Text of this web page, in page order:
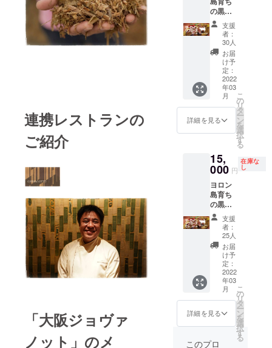
連携レストランの
ご紹介
「大阪ジョヴァ
ノット」のメ
さい。
ムレア
くらい
で軽め
に焼い
てお召
し上が
りいた
だく
と、な
おいっ
本来の
美味し
じるこ
とが出
来ま
す。 ・
名称：
ヨロン
島産黒
毛和牛
［サー
ロイ
ン］ ・
原材料
名：牛
肉 ・原
料原産
地：鹿
児島県
・内容
量：
部位。
肉質は
やわら
かく甘
みがあ
り、キ
メこま
かい霜
降りに
は上質
な旨味
されて
いま
ロイ
ン》 言
わずと
知れた
牛肉の
王様。
柔らか
く肉質
のキメ
細かい
高級部
位で
す。 溢
れ出す
の旨味
と、
度な霜
降りと
赤身の
バラン
ス。 風
味や旨
味が強
く「黒
毛和種
母牛の
美味し
十分に
感じる
す。
《カル
肉人気
部位。
肉質は
やわら
かく甘
みがあ
り、キ
メこま
かい霜
降りに
は上質
な旨味
されて
いま
《サー
告しま
す。 詳
しい日
程につ
いて
は、募
集終了
後にご
連絡致
しま
す。 ご
事業を
盛り上
嬉しい
です！
ロー
ス》 適
度な霜
降りと
赤身の
バラン
ス。 風
味や旨
味が強
く「黒
毛和種
母牛の
さ」を
十分に
ことが
地：鹿
児島県
・内容
量：
200g ・
保存方
法：-18
℃以下
で保存
してく
ださ
い。 ※
精肉は
多少の
違いが
す。 ※
クール
宅急便
（冷
凍）で
のお届
けとな
りま
す。 賞
味期限
は到着
後30日
ざいま
す。 解
封後な
柔らか
く肉質
のキメ
細かい
高級部
位で
す。 溢
れ出す
凝縮さ
れた肉
の旨味
と、
熟成に
より仕
上がっ
た脂質
が
ジュー
シーさ
を醸し
ます。
・名
称：ヨ
ロン島
産黒毛
和牛
［サー
ロイ
ン］ ・
肉 ・原
の黒毛
和牛
【サー
ロイン
ステー
キ用精
（230g
）】
【リブ
ロース
ステー
キ用精
肉
）】
【お礼
の手
紙】
《サー
ロイ
ン》 言
わずと
知れた
牛肉の
王様。
柔らか
く肉質
のキメ
細かい
高級部
位で
凝縮さ
支援
者：
30人
お届
け予
定：
2022
年03
月
詳細を見る
こ
の
リ
タ
ー
ン
を
選
択
す
る
15,
000 円
在庫な
し
ヨロン
島育ち
の黒毛
和牛
【サー
ロイン
ステー
キ用精
（230g
）】
【リブ
ロース
ステー
キ用精
肉
（230g
支援
者：
25人
お届
け予
定：
2022
年03
月
詳細を見る
こ
の
リ
タ
ー
ン
を
選
択
す
る
このプロ